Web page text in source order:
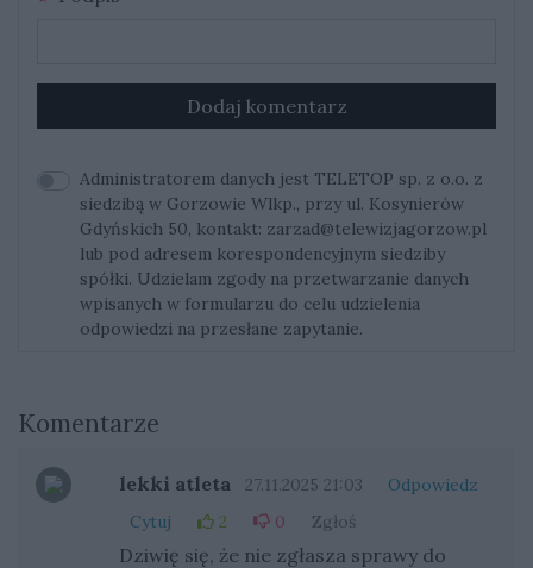
Dodaj komentarz
Administratorem danych jest TELETOP sp. z o.o. z
siedzibą w Gorzowie Wlkp., przy ul. Kosynierów
Gdyńskich 50, kontakt: zarzad@telewizjagorzow.pl
lub pod adresem korespondencyjnym siedziby
spółki. Udzielam zgody na przetwarzanie danych
wpisanych w formularzu do celu udzielenia
odpowiedzi na przesłane zapytanie.
Komentarze
lekki atleta 27.11.2025 21:03
Odpowiedz
Cytuj
2 0 Zgłoś
Dziwię się, że nie zgłasza sprawy do